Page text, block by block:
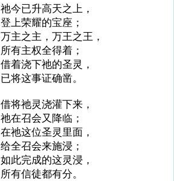
祂今已升高天之上，
登上荣耀的宝座；
万主之主，万王之王，
所有主权全得着；
借着浇下祂的圣灵，
已将这事证确凿。
借将祂灵浇灌下来，
祂在召会又降临；
在祂这位圣灵里面，
给全召会来施浸；
如此完成的这灵浸，
所有信徒都有分。